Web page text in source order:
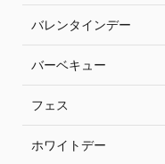
バレンタインデー
バーベキュー
フェス
ホワイトデー